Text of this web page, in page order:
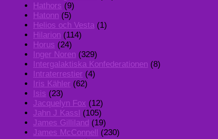
Hathors (9)
Hatonn (5)
Helios och Vesta (1)
Hilarion (114)
Horus (24)
Inger Noren (329)
Intergalaktiska Konfederationen (8)
Intraterrestier (4)
Iris Kähler (62)
Isis (23)
Jacquelyn Fox (12)
Jahn J Kassl (105)
James Gilliland (19)
James McConnell (230)